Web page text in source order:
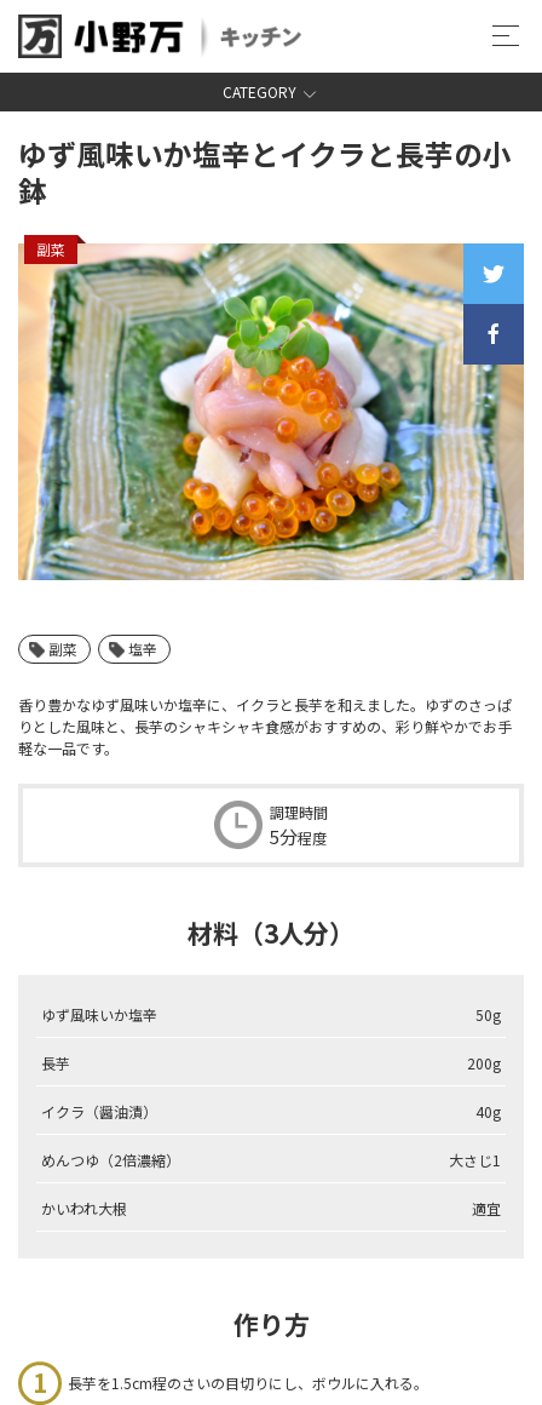
CATEGORY
ゆず風味いか塩辛とイクラと長芋の小
鉢
副菜
副菜 塩辛
香り豊かなゆず風味いか塩辛に、イクラと長芋を和えました。ゆずのさっぱ
りとした風味と、長芋のシャキシャキ食感がおすすめの、彩り鮮やかでお手
軽な一品です。
調理時間
5分程度
材料（3人分）
ゆず風味いか塩辛 50g
長芋 200g
イクラ（醤油漬） 40g
めんつゆ（2倍濃縮） 大さじ1
かいわれ大根 適宜
作り方
長芋を1.5cm程のさいの目切りにし、ボウルに入れる。